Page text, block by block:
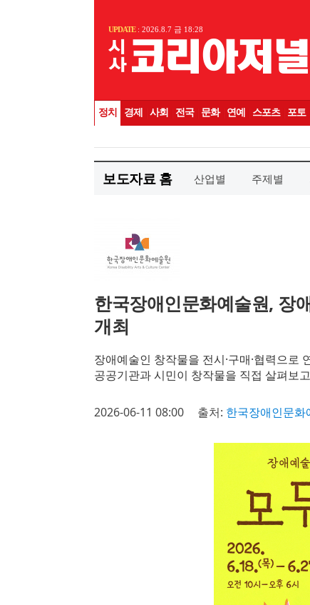
보도자료 홈 산업별 주제별
한국장애인문화예술원, 장
개최
장애예술인 창작물을 전시·구매·협력으로
공공기관과 시민이 창작물을 직접 살펴보
2026-06-11 08:00 출처: 한국장애인문화